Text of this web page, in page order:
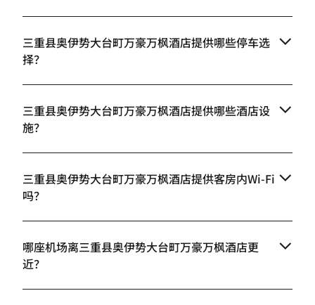
三重县奥伊势大台町万豪万枫酒店提供哪些停车选
择？
三重县奥伊势大台町万豪万枫酒店提供哪些酒店设
施？
三重县奥伊势大台町万豪万枫酒店提供客房内Wi-Fi
吗？
哪座机场离三重县奥伊势大台町万豪万枫酒店更
近？